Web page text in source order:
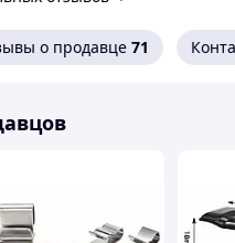
о продавце 71